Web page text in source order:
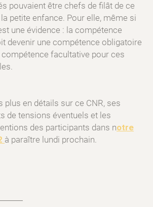
pouvaient être chefs de filât de ce
petite enfance. Pour elle, même si
une évidence : la compétence
devenir une compétence obligatoire
facultative pour ces
plus en détails sur ce CNR, ses
de tensions éventuels et les
des participants dans notre
à paraître lundi prochain.